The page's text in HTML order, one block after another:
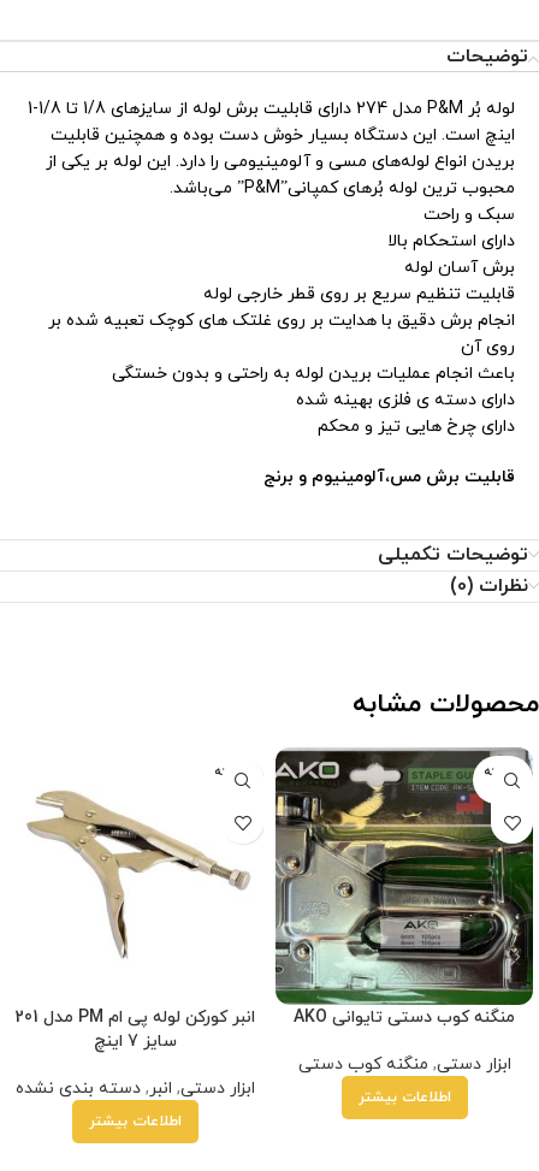
توضیحات
لوله بُر P&M
مدل 274 دارای قابلیت برش لوله از سایزهای 1/8 تا 1/8-1
اینچ است. این دستگاه بسیار خوش دست بوده و همچنین قابلیت
بریدن انواع لوله‌های مسی و آلومینیومی را دارد. این لوله بر یکی از
محبوب ترین لوله‌ بُرهای کمپانی”P&M” می‌باشد.
سبک و راحت
دارای استحکام بالا
برش آسان لوله
قابلیت تنظیم سریع بر روی قطر خارجی لوله
انجام برش دقیق با هدایت بر روی غلتک های کوچک تعبیه شده بر
روی آن
باعث انجام عملیات بریدن لوله به راحتی و بدون خستگی
دارای دسته ی فلزی بهینه شده
دارای چرخ هایی تیز و محکم
قابلیت برش مس،آلومینیوم و برنج
توضیحات تکمیلی
نظرات (0)
محصولات مشابه
فروخته
شده
منگنه کوب دستی تایوانی AKO
ابزار دستی, منگنه کوب دستی
اطلاعات بیشتر
فروخته
شده
انبر کورکن لوله پی ام PM مدل 201
سایز 7 اینچ
ابزار دستی, انبر,دسته بندی نشده
اطلاعات بیشتر